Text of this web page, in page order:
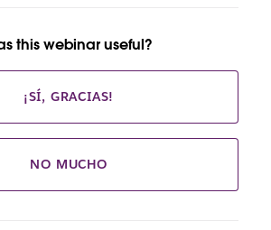
this webinar useful?
¡SÍ, GRACIAS!
NO MUCHO